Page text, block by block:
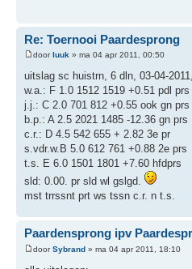
Re: Toernooi Paardesprong
doorluuk » ma 04 apr 2011, 00:50
uitslag sc huistrn, 6 dln, 03-04-
w.a.: F 1.0 1512 1519 +0.51 pdl prs
j.j.: C 2.0 701 812 +0.55 ook gn prs
b.p.: A 2.5 2021 1485 -12.36 gn prs
c.r.: D 4.5 542 655 + 2.82 3e pr
s.vdr.w.B 5.0 612 761 +0.88 2e prs
t.s. E 6.0 1501 1801 +7.60 hfdprs
sld: 0.00. pr sld wl gslgd.
mst trrssnt prt ws tssn c.r. n t.s.
Paardensprong ipv
doorSybrand » ma 04 apr 2011, 18:10